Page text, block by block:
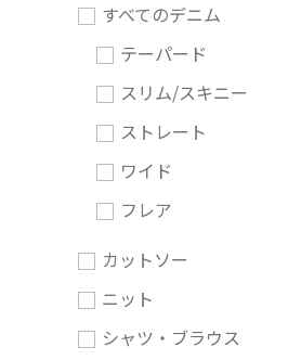
すべてのデニム
テーパード
スリム/スキニー
ストレート
ワイド
フレア
カットソー
ニット
シャツ・ブラウス